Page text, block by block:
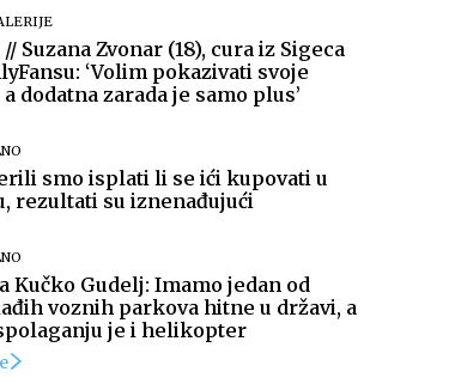
// Suzana Zvonar (18), cura iz Sigeca
‘Volim pokazivati svoje
dodatna zarada je samo plus’
smo isplati li se ići kupovati u
rezultati su iznenađujući
Kučko Gudelj: Imamo jedan od
voznih parkova hitne u državi, a
je i helikopter